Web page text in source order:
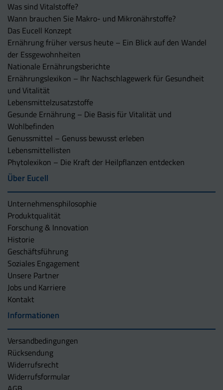
Was sind Vitalstoffe?
Wann brauchen Sie Makro- und Mikronährstoffe?
Das Eucell Konzept
Ernährung früher versus heute – Ein Blick auf den Wandel
der Essgewohnheiten
Nationale Ernährungsberichte
Ernährungslexikon – Ihr Nachschlagewerk für Gesundheit
und Vitalität
Lebensmittelzusatzstoffe
Gesunde Ernährung – Die Basis für Vitalität und
Wohlbefinden
Genussmittel – Genuss bewusst erleben
Lebensmittellisten
Phytolexikon – Die Kraft der Heilpflanzen entdecken
Über Eucell
Unternehmens­philosophie
Produktqualität
Forschung & Innovation
Historie
Geschäftsführung
Soziales Engagement
Unsere Partner
Jobs und Karriere
Kontakt
Informationen
Versandbedingungen
Rücksendung
Widerrufsrecht
Widerrufsformular